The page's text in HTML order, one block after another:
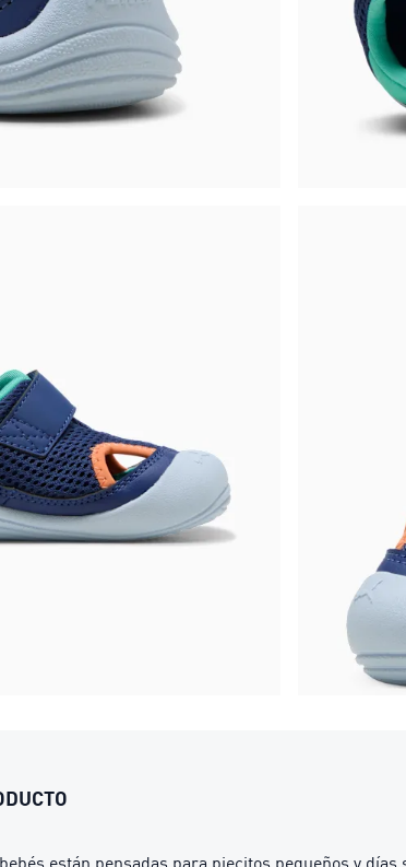
están pensadas para piecitos pequeños y